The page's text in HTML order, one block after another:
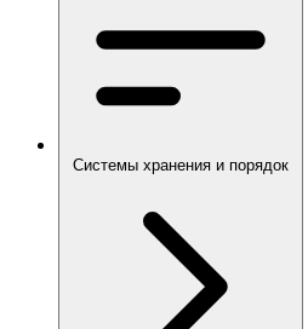
Системы хранения и порядок